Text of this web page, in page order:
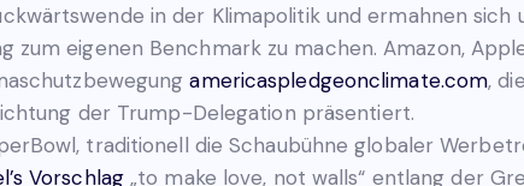
in der Klimapolitik und ermahnen
zum eigenen Benchmark zu machen. Amazon,
americaspledgeonclimate.com,
der Trump-Delegation präsentiert.
traditionell die Schaubühne globaler
Vorschlag„to make love, not walls“ entlang der